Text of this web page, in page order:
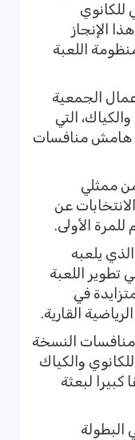
للكانوي
الإنجاز
اللعبة
الجمعية
التي
هامش منافسات
ممثلي
عن
الأولى.
يلعبه
تطوير اللعبة
في
القارية.
النسخة
والكياك
كبيرا لبعثة